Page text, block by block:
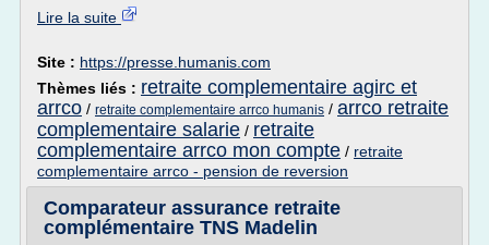
Lire la suite
Site : https://presse.humanis.com
Thèmes liés : retraite complementaire agirc et
arrco / retraite complementaire arrco humanis / arrco retraite
complementaire salarie / retraite
complementaire arrco mon compte / retraite
complementaire arrco - pension de reversion
Comparateur assurance retraite
complémentaire TNS Madelin